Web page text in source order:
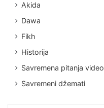
Akida
Dawa
Fikh
Historija
Savremena pitanja video
Savremeni džemati